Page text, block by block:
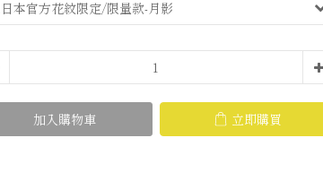
加入購物車 立即購買